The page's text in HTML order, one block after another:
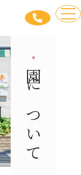
園について